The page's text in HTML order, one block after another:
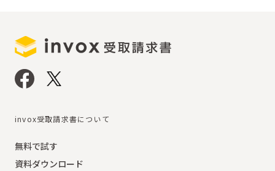
invox受取請求書について
無料で試す
資料ダウンロード